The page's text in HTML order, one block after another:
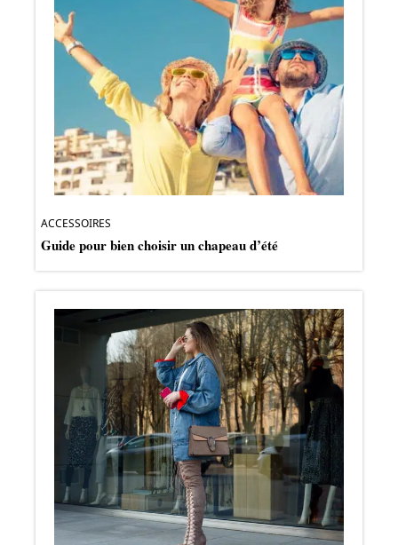
ACCESSOIRES
Guide pour bien choisir un chapeau d’été